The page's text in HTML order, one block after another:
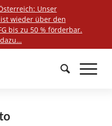
Unser
wieder über den
bis zu 50 % förderbar.